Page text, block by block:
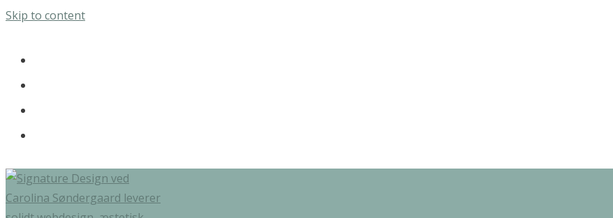
Skip to content